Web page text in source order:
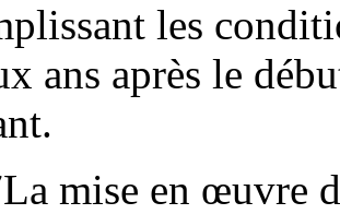
les
ans après le
mise en œuvre